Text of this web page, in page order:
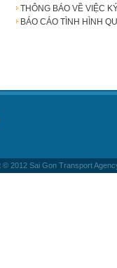
THÔNG BÁO VỀ VIỆC
BÁO CÁO TÌNH HÌNH
© 2012 Sai Gon Transport